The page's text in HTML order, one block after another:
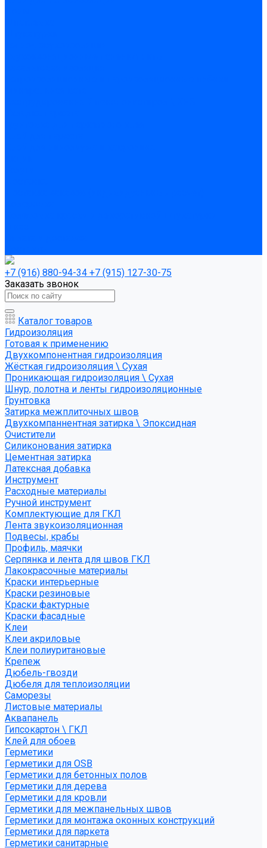
+7 (916) 880-94-34 +7 (915) 127-30-75
Заказать звонок
Каталог товаров
Гидроизоляция
Готовая к применению
Двухкомпонентная гидроизоляция
Жёсткая гидроизоляция \ Сухая
Проникающая гидроизоляция \ Сухая
Шнур, полотна и ленты гидроизоляционные
Грунтовка
Затирка межплиточных швов
Двухкомпаннентная затирка \ Эпоксидная
Очистители
Силиконования затирка
Цементная затирка
Латексная добавка
Инструмент
Расходные материалы
Ручной инструмент
Комплектующие для ГКЛ
Лента звукоизоляционная
Подвесы, крабы
Профиль, маячки
Серпянка и лента для швов ГКЛ
Лакокрасочные материалы
Краски интерьерные
Краски резиновые
Краски фактурные
Краски фасадные
Клеи
Клеи акриловые
Клеи полиуритановые
Крепеж
Дюбель-гвозди
Дюбеля для теплоизоляции
Саморезы
Листовые материалы
Аквапанель
Гипсокартон \ ГКЛ
Клей для обоев
Герметики
Герметики для OSB
Герметики для бетонных полов
Герметики для дерева
Герметики для кровли
Герметики для межпанельных швов
Герметики для монтажа оконных конструкций
Герметики для паркета
Герметики санитарные